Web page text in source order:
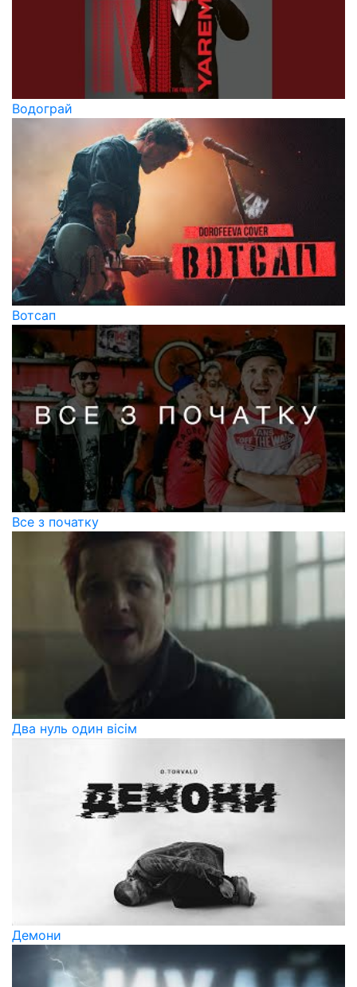
Водограй
Вотсап
Все з початку
Два нуль один вісім
Демони